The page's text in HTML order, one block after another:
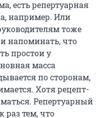
есть репертуарная
например. Или
тоже
напоминать, что
простои у
масса
по сторонам,
Хотя рецепт-
Репертуарный
раз тем, что